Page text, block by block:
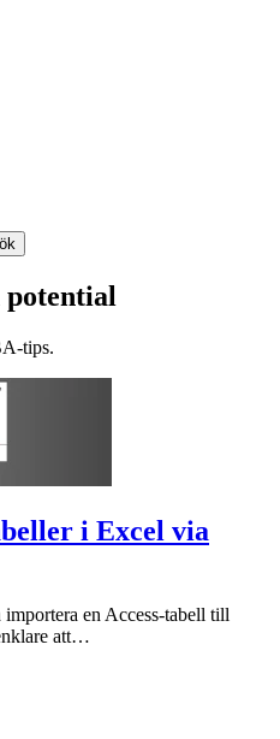
potential
tips.
i Excel via
en Access-tabell till
att…